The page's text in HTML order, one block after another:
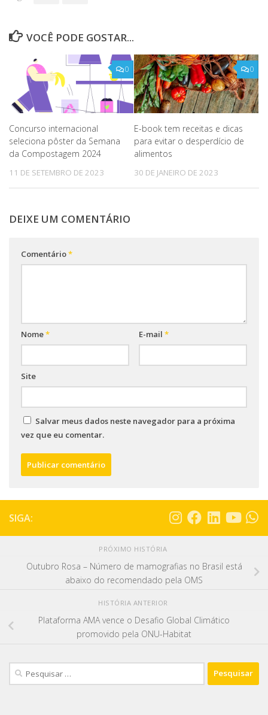
VOCÊ PODE GOSTAR...
0
Concurso internacional
seleciona pôster da Semana
da Compostagem 2024
11 DE SETEMBRO DE 2023
0
E-book tem receitas e dicas
para evitar o desperdício de
alimentos
30 DE JANEIRO DE 2023
DEIXE UM COMENTÁRIO
Comentário*
Nome* E-mail *
Site
Salvar meus dados neste navegador para a próxima
vez que eu comentar.
SIGA:
PRÓXIMO HISTÓRIA
Outubro Rosa – Número de mamografias no Brasil está
abaixo do recomendado pela OMS
HISTÓRIA ANTERIOR
Plataforma AMA vence o Desafio Global Climático
promovido pela ONU-Habitat